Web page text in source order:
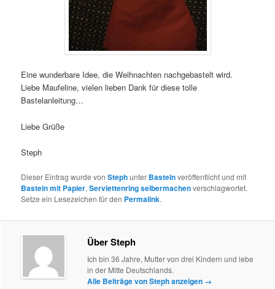
Eine wunderbare Idee, die Weihnachten nachgebastelt wird.
Liebe Maufeline, vielen lieben Dank für diese tolle
Bastelanleitung…
Liebe Grüße
Steph
Dieser Eintrag wurde vonStephunter Bastelnveröffentlicht und mit
Basteln mit Papier,Serviettenring selbermachenverschlagwortet.
Setze ein Lesezeichen für den Permalink.
Über Steph
Ich bin 36 Jahre, Mutter von drei Kindern und lebe
in der Mitte Deutschlands.
Alle Beiträge von Steph anzeigen →